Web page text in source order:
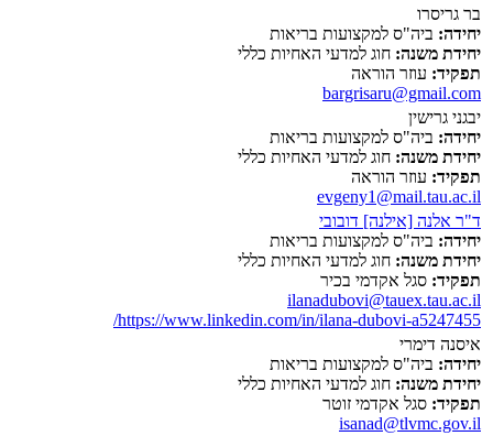
בר גריסרו
יחידה: ביה"ס למקצועות בריאות
יחידת משנה: חוג למדעי האחיות כללי
תפקיד: עוזר הוראה
bargrisaru@gmail.com
יבגני גרישין
יחידה: ביה"ס למקצועות בריאות
יחידת משנה: חוג למדעי האחיות כללי
תפקיד: עוזר הוראה
evgeny1@mail.tau.ac.il
ד"ר אלנה [אילנה] דובובי
יחידה: ביה"ס למקצועות בריאות
יחידת משנה: חוג למדעי האחיות כללי
תפקיד: סגל אקדמי בכיר
ilanadubovi@tauex.tau.ac.il
https://www.linkedin.com/in/ilana-dubovi-a5247455/
איסנה דימרי
יחידה: ביה"ס למקצועות בריאות
יחידת משנה: חוג למדעי האחיות כללי
תפקיד: סגל אקדמי זוטר
isanad@tlvmc.gov.il